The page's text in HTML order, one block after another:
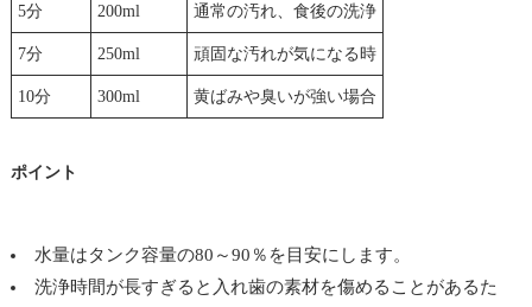
5分 200ml 通常の汚れ、食後の洗浄
7分 250ml 頑固な汚れが気になる時
10分 300ml 黄ばみや臭いが強い場合
ポイント
水量はタンク容量の80～90％を目安にします。
洗浄時間が長すぎると入れ歯の素材を傷めることがあるた